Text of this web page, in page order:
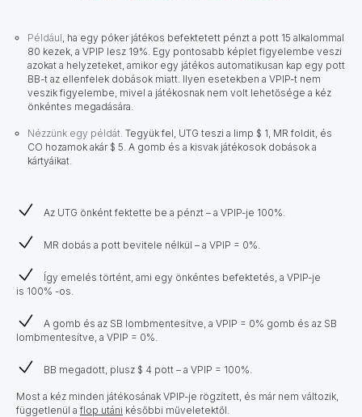
Például , ha egy póker játékos befektetett pénzt a pott 15 alkalommal
80 kezek, a VPIP lesz 19%. Egy pontosabb képlet figyelembe veszi
azokat a helyzeteket, amikor egy játékos automatikusan kap egy pott
BB-t az ellenfelek dobások miatt. Ilyen esetekben a VPIP-t nem
veszik figyelembe, mivel a játékosnak nem volt lehetősége a kéz
önkéntes megadására.
Nézzünk egy példát. Tegyük fel, UTG teszi a limp $ 1, MR foldit, és
CO hozamok akár $ 5. A gomb és a kisvak játékosok dobások a
kártyáikat.
Az UTG önként fektette be a pénzt – a VPIP-je 100%.
MR dobás a pott bevitele nélkül – a VPIP = 0%.
Így emelés történt, ami egy önkéntes befektetés, a VPIP-je
is 100% -os.
A gomb és az SB lombmentesítve, a VPIP = 0% gomb és az SB
lombmentesítve, a VPIP = 0%.
BB megadott, plusz $ 4 pott – a VPIP = 100%.
Most a kéz minden játékosának VPIP-je rögzített, és már nem változik,
függetlenül aflop utáni későbbi műveletektől